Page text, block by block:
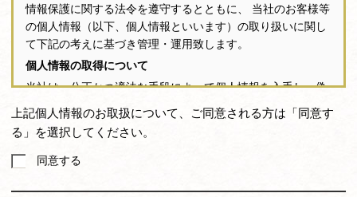
情報保護に関する法令を遵守するとともに、 当社のお客様等
の個人情報（以下、個人情報といいます）の取り扱いに関し
て下記の考えに基づき管理・運用致します。
個人情報の取得について
当社は、公正かつ適法な手段によって個人情報を入手し、偽
りやその他不正手段により、個人情報を取得するこ とはあり
ません。お客様から個人情報を取得する場合には、同意を得
るか、ホームページ上に告知し利用目的
上記個人情報のお取扱について、ご同意される方は「同意す
る」を選択してください。
同意する